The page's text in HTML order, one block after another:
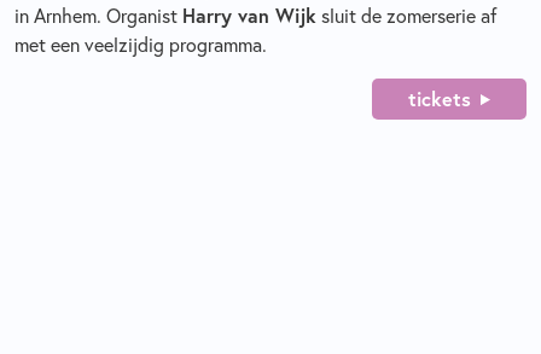
in Arnhem. Organist Harry van Wijk sluit de zomerserie af
met een veelzijdig programma.
tickets